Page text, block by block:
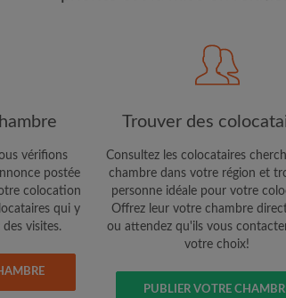
jour
vérifions
postée
colocation
qui y
visites.
Trouver des
Consultez les colocataires
chambre dans votre région et
personne idéale pour votre
Offrez leur votre chambre
ou attendez qu'ils vous
votre choix!
PUBLIER VOTRE